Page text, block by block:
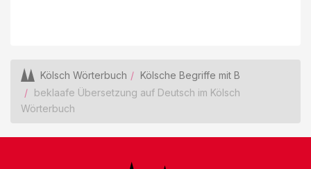
Kölsch Wörterbuch
Kölsche Begriffe mit B
beklaafe Übersetzung auf Deutsch im Kölsch
Wörterbuch